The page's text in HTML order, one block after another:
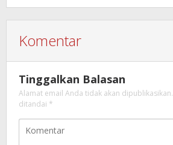
Komentar
Tinggalkan Balasan
Alamat email Anda tidak akan dipublikasikan.
ditandai *